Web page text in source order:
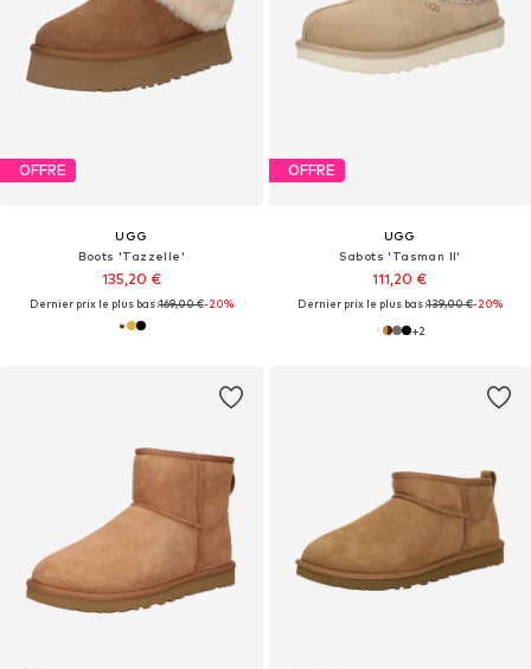
OFFRE
UGG
Boots 'Tazzelle'
135,20 €
Dernier prix le plus bas :169,00 €-20%
OFFRE
UGG
Sabots 'Tasman II'
111,20 €
Dernier prix le plus bas :139,00 €-20%
+2